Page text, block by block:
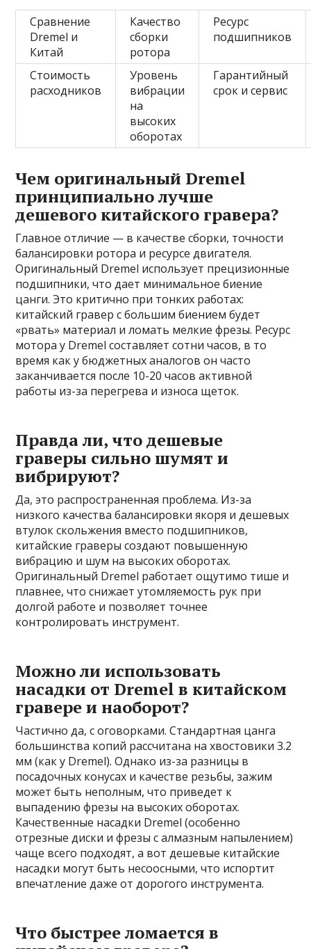
Сравнение
Dremel и
Китай
Качество
сборки
ротора
Ресурс
подшипников
Стоимость
расходников
Уровень
вибрации
на
высоких
оборотах
Гарантийный
срок и сервис
Чем оригинальный Dremel
принципиально лучше
дешевого китайского гравера?
Главное отличие — в качестве сборки, точности
балансировки ротора и ресурсе двигателя.
Оригинальный Dremel использует прецизионные
подшипники, что дает минимальное биение
цанги. Это критично при тонких работах:
китайский гравер с большим биением будет
«рвать» материал и ломать мелкие фрезы. Ресурс
мотора у Dremel составляет сотни часов, в то
время как у бюджетных аналогов он часто
заканчивается после 10-20 часов активной
работы из-за перегрева и износа щеток.
Правда ли, что дешевые
граверы сильно шумят и
вибрируют?
Да, это распространенная проблема. Из-за
низкого качества балансировки якоря и дешевых
втулок скольжения вместо подшипников,
китайские граверы создают повышенную
вибрацию и шум на высоких оборотах.
Оригинальный Dremel работает ощутимо тише и
плавнее, что снижает утомляемость рук при
долгой работе и позволяет точнее
контролировать инструмент.
Можно ли использовать
насадки от Dremel в китайском
гравере и наоборот?
Частично да, с оговорками. Стандартная цанга
большинства копий рассчитана на хвостовики 3.2
мм (как у Dremel). Однако из-за разницы в
посадочных конусах и качестве резьбы, зажим
может быть неполным, что приведет к
выпадению фрезы на высоких оборотах.
Качественные насадки Dremel (особенно
отрезные диски и фрезы с алмазным напылением)
чаще всего подходят, а вот дешевые китайские
насадки могут быть несоосными, что испортит
впечатление даже от дорогого инструмента.
Что быстрее ломается в